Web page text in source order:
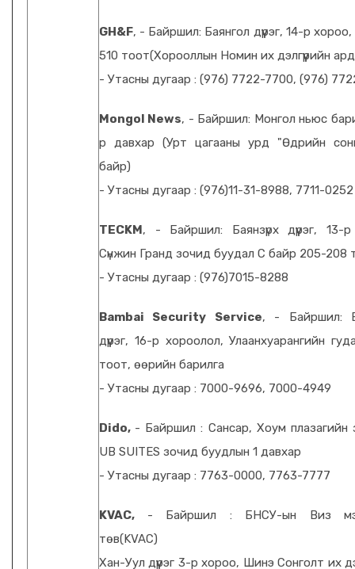
GH&F, - Байршил: Баянгол дүүрэг, 14-р
510 тоот(Хорооллын Номин их дэлгүүрийн
- Утасны дугаар : (976) 7722-7700, (976)
Mongol News, - Байршил: Монгол ньюс
р давхар (Урт цагааны урд "Өдрийн
байр)
- Утасны дугаар : (976)11-31-8988, 7711-0252
TECKM, - Байршил: Баянзүрх дүүрэг, 13-
Сүнжин Гранд зочид буудал С байр 205-208
- Утасны дугаар : (976)7015-8288
Bambai Security Service, - Байршил:
дүүрэг, 16-р хороолол, Улаанхуарангийн
тоот, өөрийн барилга
- Утасны дугаар : 7000-9696, 7000-4949
Dido, - Байршил : Сансар, Хоум плазагийн
UB SUITES зочид буудлын 1 давхар
- Утасны дугаар : 7763-0000, 7763-7777
KVAC, - Байршил : БНСУ-ын Виз
төв(KVAC)
Хан-Уул дүүрэг 3-р хороо, Шинэ Сонголт их